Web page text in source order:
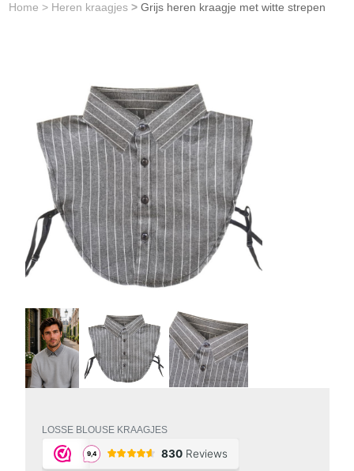
Home > Heren kraagjes > Grijs heren kraagje met witte strepen
LOSSE BLOUSE KRAAGJES